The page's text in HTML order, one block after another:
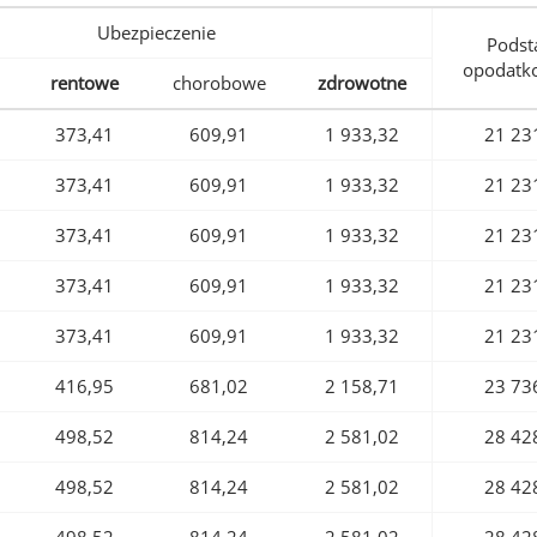
Ubezpieczenie
rentowe chorobowe zdrowotne
373,41 609,91 1 933,32 21
373,41 609,91 1 933,32 21
373,41 609,91 1 933,32 21
373,41 609,91 1 933,32 21
373,41 609,91 1 933,32 21
416,95 681,02 2 158,71 23
498,52 814,24 2 581,02 28
498,52 814,24 2 581,02 28